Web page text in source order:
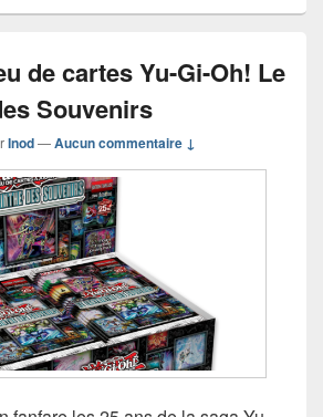
de cartes Yu-Gi-Oh! Le
Souvenirs
Inod—Aucun commentaire ↓